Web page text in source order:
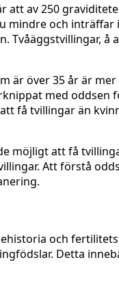
att av 250
mindre och inträffar
Tvåäggstvillingar, å
är över 35 år är
med oddsen
få tvillingar än
möjligt att få
Att förstå
och
Detta